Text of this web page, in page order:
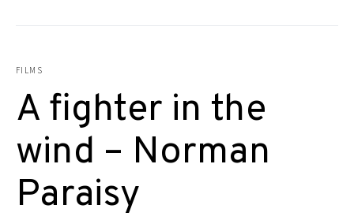
FILMS
A fighter in the
wind – Norman
Paraisy